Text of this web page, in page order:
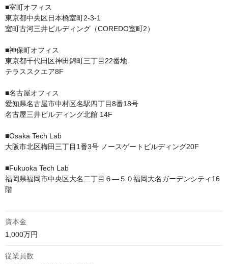
■室町オフィス
東京都中央区日本橋室町2-3-1
室町古河三井ビルディング（COREDO室町2）
■神保町オフィス
東京都千代田区神田錦町三丁目22番地
テラススクエア8F
■名古屋オフィス
愛知県名古屋市中村区名駅四丁目8番18号
名古屋三井ビルディング北館 14F
■Osaka Tech Lab
大阪市北区梅田三丁目1番3号 ノースゲートビルディング20F
■Fukuoka Tech Lab
福岡県福岡市中央区大名二丁目６―５０福岡大名ガーデンシティ16
階
資本金
1,000万円
従業員数